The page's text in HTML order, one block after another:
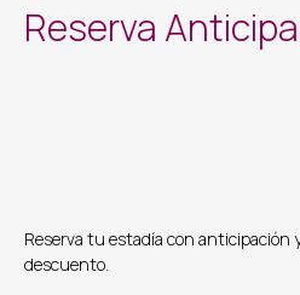
Reserva
Reserva tu estadía con
descuento.